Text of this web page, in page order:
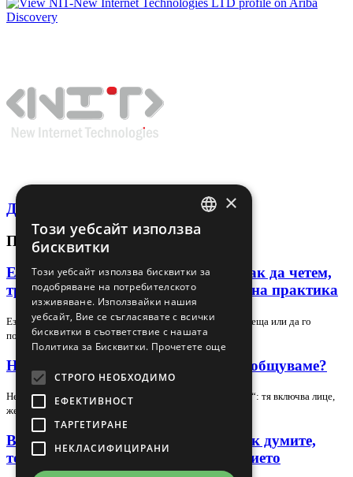
Декларация за поверителност
ПОСЛЕДНИ СТАТИИ
Език на тялото в лидера и екипа: как да четем,
тренираме и използваме сигналите на практика
Езикът на тялото може да подсили доверието в една среща или да го
подкопае за секунди, но само ако го…
Невербална комуникация – как да общуваме?
Невербалната комуникация е повече от „език на тялото“: тя включва лице,
жестове, поза, зрителен контакт,…
Вербална комуникация в екипа: как думите,
тонът и контекстът променят доверието
BULGARIAN
×
Този уебсайт използва
бисквитки
Този уебсайт използва бисквитки за
подобряване на потребителското
изживяване. Използвайки нашия
уебсайт, Вие се съгласявате с всички
бисквитки в съответствие с нашата
Политика за Бисквитки. Прочетете още
СТРОГО НЕОБХОДИМО
ЕФЕКТИВНОСТ
ТАРГЕТИРАНЕ
НЕКЛАСИФИЦИРАНИ